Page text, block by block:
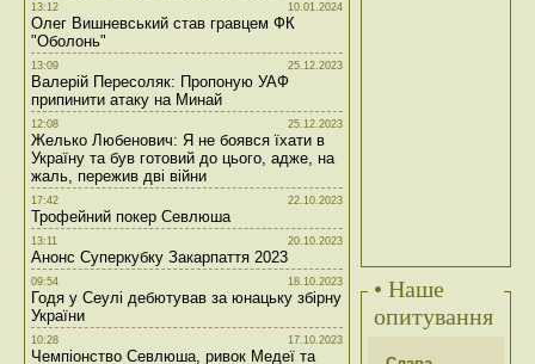
13:12 10.01.2024
Олег Вишневський став гравцем ФК
"Оболонь"
13:09 25.12.2023
Валерій Пересоляк: Пропоную УАФ
припинити атаку на Минай
12:08 25.12.2023
Желько Любенович: Я не боявся їхати в
Україну та був готовий до цього, адже, на
жаль, пережив дві війни
17:42 22.10.2023
Трофейний покер Севлюша
13:11 20.10.2023
Анонс Суперкубку Закарпаття 2023
09:54 18.10.2023
Годя у Сеулі дебютував за юнацьку збірну
України
10:28 17.10.2023
Чемпіонство Севлюша, ривок Медеї та
• Наше
опитування